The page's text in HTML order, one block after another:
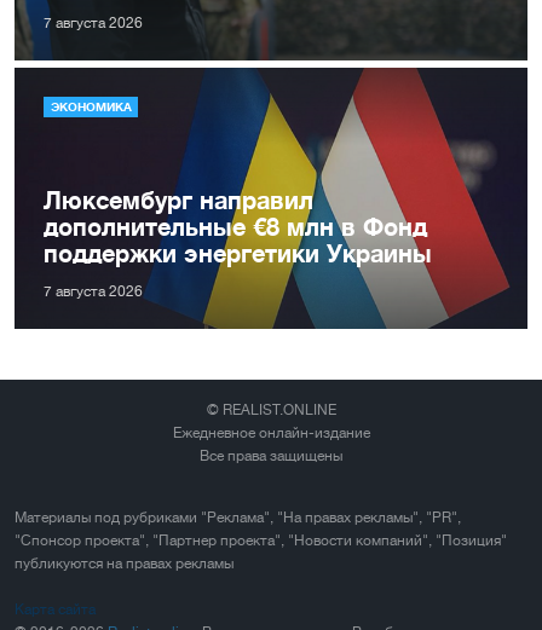
7 августа 2026
ЭКОНОМИКА
Люксембург направил
дополнительные €8 млн в Фонд
поддержки энергетики Украины
7 августа 2026
© REALIST.ONLINE
Ежедневное онлайн-издание
Все права защищены
Материалы под рубриками "Реклама", "На правах рекламы", "PR",
"Спонсор проекта", "Партнер проекта", "Новости компаний", "Позиция"
публикуются на правах рекламы
Карта сайта